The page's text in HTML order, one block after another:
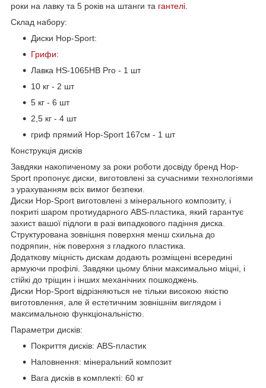
роки на лавку та 5 років на штанги та гантелі
Склад набору:
Диски Hop-Sport:
Грифи:
Лавка HS-1065HB Pro - 1 шт
10 кг - 2 шт
5 кг - 6 шт
2,5 кг - 4 шт
гриф прямий Hop-Sport 167см - 1 шт
Конструкція дисків
Завдяки накопиченому за роки роботи досвіду бренд Hop-
Sport пропонує диски, виготовлені за сучасними технологіями
з урахуванням всіх вимог безпеки.
Диски Hop-Sport виготовлені з мінерального композиту, і
покриті шаром протиударного ABS-пластика, який гарантує
захист вашої підлоги в разі випадкового падіння диска.
Структурована зовнішня поверхня менш схильна до
подряпин, ніж поверхня з гладкого пластика.
Додаткову міцність дискам додають розміщені всередині
армуючи профілі. Завдяки цьому бліни максимально міцні, і
стійкі до тріщин і інших механічних пошкоджень.
Диски Hop-Sport відрізняються не тільки високою якістю
виготовлення, але й естетичним зовнішнім виглядом і
максимальною функціональністю.
Параметри дисків:
Покриття дисків: ABS-пластик
Наповнення: мінеральний композит
Вага дисків в комплекті: 60 кг